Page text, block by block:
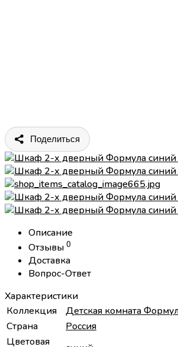
Поделиться
Описание
Отзывы 0
Доставка
Вопрос-Ответ
Характеристики
Коллекция
Детская комната
Страна
Россия
Цветовая